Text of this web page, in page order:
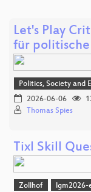
Let's Play
für
Politics, Society and
2026-06-06
Thomas Spies
Tixl Skill
Zollhof lgm2026-